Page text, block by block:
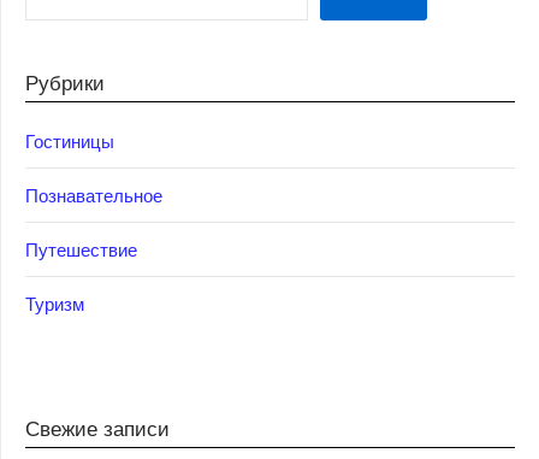
Рубрики
Гостиницы
Познавательное
Путешествие
Туризм
Свежие записи